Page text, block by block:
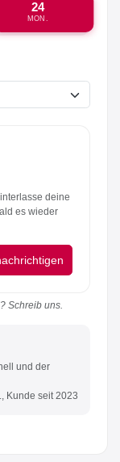
24
MON.
deine
es wieder
Schreib uns.
und der
Kunde seit 2023